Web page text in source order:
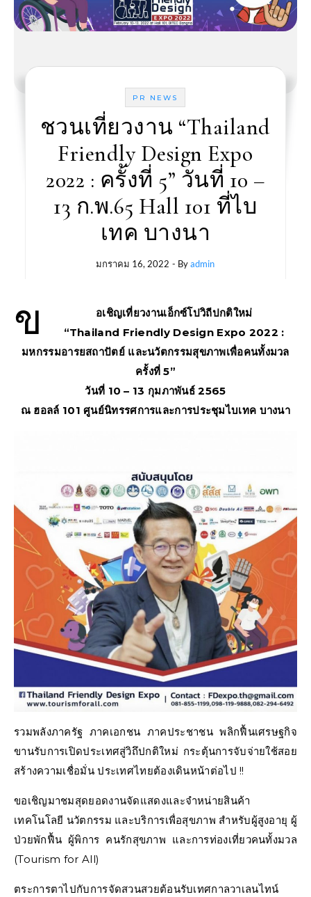
PR NEWS
ชวนเที่ยวงาน “Thailand
Friendly Design Expo
2022 : ครั้งที่ 5” วันที่ 10 –
13 ก.พ.65​ Hall 101 ที่ไบ
เทค บางนา
มกราคม 16, 2022 - Byadmin
ข
อเชิญเที่ยวงานเอ็กซ์โปวิถีปกติใหม่
“Thailand Friendly Design Expo 2022 :
มหกรรมอารยสถาปัตย์ และนวัตกรรมสุขภาพเพื่อคนทั้งมวล
ครั้งที่ 5”
วันที่ 10 – 13 กุมภาพันธ์ 2565
ณ ฮอลล์ 101 ศูนย์นิทรรศการและการประชุมไบเทค บางนา
รวมพลังภาครัฐ ภาคเอกชน ภาคประชาชน พลิกฟื้นเศรษฐกิจ
ขานรับการเปิดประเทศสู่วิถึปกติใหม่ กระตุ้นการจับจ่ายใช้สอย
สร้างความเชื่อมั่น ประเทศไทยต้องเดินหน้าต่อไป !!
ขอเชิญมาชมสุดยอดงานจัดแสดงและจำหน่ายสินค้า
เทคโนโลยี นวัตกรรม และบริการเพื่อสุขภาพ สำหรับผู้สูงอายุ ผู้
ป่วยพักฟื้น ผู้พิการ คนรักสุขภาพ และการท่องเที่ยวคนทั้งมวล
(Tourism for All)
ตระการตาไปกับการจัดสวนสวยต้อนรับเทศกาลวาเลนไทน์